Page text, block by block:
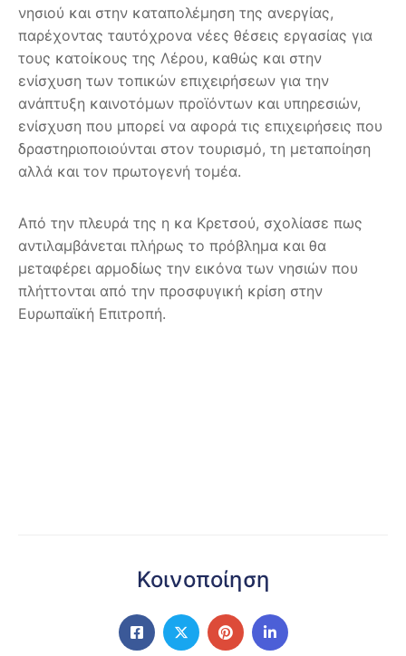
νησιού και στην καταπολέμηση της ανεργίας,
παρέχοντας ταυτόχρονα νέες θέσεις εργασίας για
τους κατοίκους της Λέρου, καθώς και στην
ενίσχυση των τοπικών επιχειρήσεων για την
ανάπτυξη καινοτόμων προϊόντων και υπηρεσιών,
ενίσχυση που μπορεί να αφορά τις επιχειρήσεις που
δραστηριοποιούνται στον τουρισμό, τη μεταποίηση
αλλά και τον πρωτογενή τομέα.
Από την πλευρά της η κα Κρετσού, σχολίασε πως
αντιλαμβάνεται πλήρως το πρόβλημα και θα
μεταφέρει αρμοδίως την εικόνα των νησιών που
πλήττονται από την προσφυγική κρίση στην
Ευρωπαϊκή Επιτροπή.
Κοινοποίηση